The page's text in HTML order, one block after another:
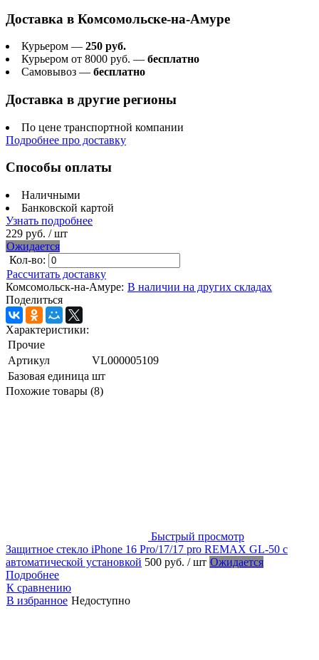
Доставка в Комсомольске-на-Амуре
Курьером — 250 руб.
Курьером от 8000 руб. — бесплатно
Самовывоз — бесплатно
Доставка в другие регионы
По цене транспортной компании
Подробнее про доставку
Способы оплаты
Наличными
Банковской картой
Узнать подробнее
229 руб. / шт
Ожидается
Кол-во:
Рассчитать доставку
Комсомольск-на-Амуре: В наличии на других складах
Поделиться
Характеристики:
Прочие
Артикул
VL000005109
Базовая единица шт
Похожие товары (8)
Быстрый просмотр
Защитное стекло iPhone 16 Pro/17/17 pro REMAX GL-50 с
автоматической установкой 500 руб. / шт Ожидается
Подробнее
К сравнению
В избранное Недоступно